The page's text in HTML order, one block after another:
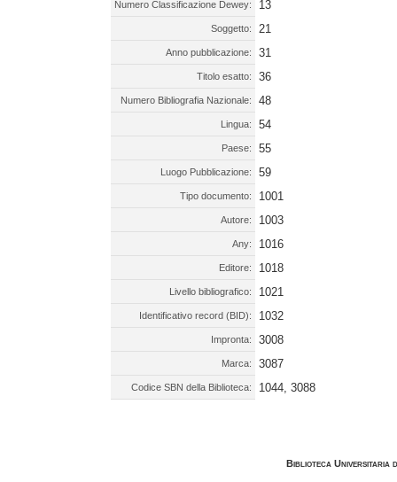
Numero Classificazione Dewey: 13
Soggetto: 21
Anno pubblicazione: 31
Titolo esatto: 36
Numero Bibliografia Nazionale: 48
Lingua: 54
Paese: 55
Luogo Pubblicazione: 59
Tipo documento: 1001
Autore: 1003
Any: 1016
Editore: 1018
Livello bibliografico: 1021
Identificativo record (BID): 1032
Impronta: 3008
Marca: 3087
Codice SBN della Biblioteca: 1044, 3088
Biblioteca Universitaria